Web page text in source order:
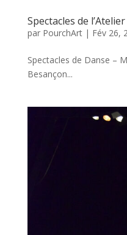
Spectacles de
par PourchArt| Fév 26,
Spectacles de Danse –
Besançon...